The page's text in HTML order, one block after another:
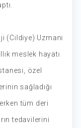
(Cildiye) Uzmanı
meslek hayatı
özel
sağladığı
tüm deri
tedavilerini